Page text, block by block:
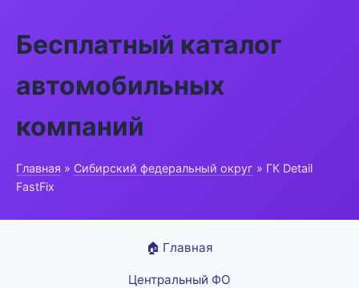
Бесплатный каталог
автомобильных
компаний
Главная » Сибирский федеральный округ » ГК Detail
FastFix
🏠 Главная
Центральный ФО